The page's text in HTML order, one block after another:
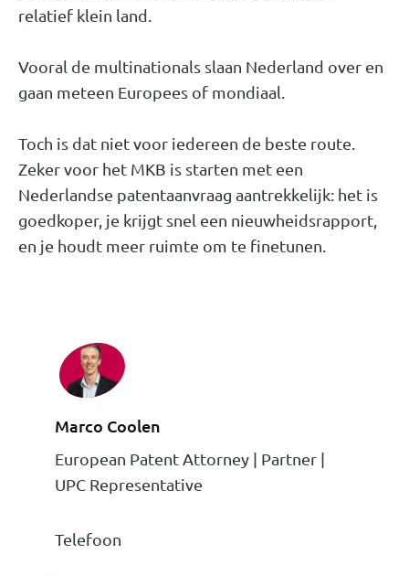
relatief klein land.
Vooral de multinationals slaan Nederland over en
gaan meteen Europees of mondiaal.
Toch is dat niet voor iedereen de beste route.
Zeker voor het MKB is starten met een
Nederlandse patentaanvraag aantrekkelijk: het is
goedkoper, je krijgt snel een nieuwheidsrapport,
en je houdt meer ruimte om te finetunen.
Marco Coolen
European Patent Attorney | Partner |
UPC Representative
Telefoon